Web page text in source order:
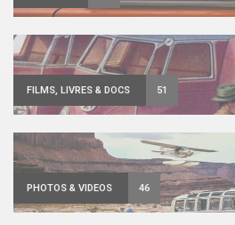
FILMS, LIVRES & DOCS 51
PHOTOS & VIDEOS 46